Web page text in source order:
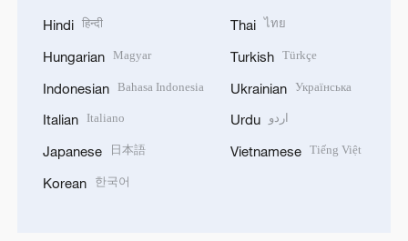
Hindi हिन्दी
Hungarian Magyar
Indonesian Bahasa Indonesia
Italian Italiano
Japanese 日本語
Korean 한국어
Thai ไทย
Turkish Türkçe
Ukrainian Українська
Urdu اردو
Vietnamese Tiếng Việt